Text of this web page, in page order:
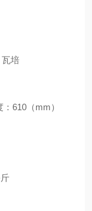
瓦培
610（mm）